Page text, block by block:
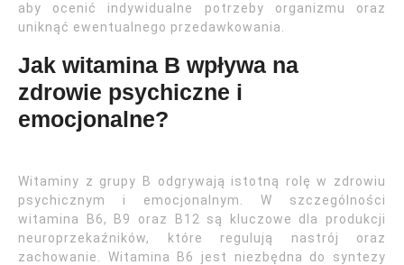
aby ocenić indywidualne potrzeby organizmu oraz
uniknąć ewentualnego przedawkowania.
Jak witamina B wpływa na
zdrowie psychiczne i
emocjonalne?
Witaminy z grupy B odgrywają istotną rolę w zdrowiu
psychicznym i emocjonalnym. W szczególności
witamina B6, B9 oraz B12 są kluczowe dla produkcji
neuroprzekaźników, które regulują nastrój oraz
zachowanie. Witamina B6 jest niezbędna do syntezy